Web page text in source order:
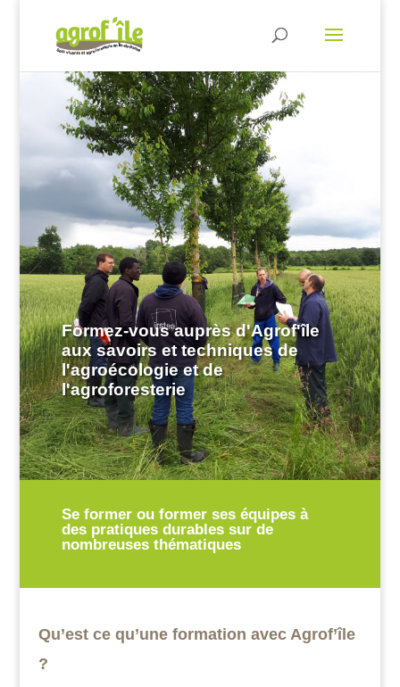
Formez-vous auprès d'Agrof'île
aux savoirs et techniques de
l'agroécologie et de
l'agroforesterie
Se former ou former ses équipes à
des pratiques durables sur de
nombreuses thématiques
Qu’est ce qu’une formation avec Agrof’île
?